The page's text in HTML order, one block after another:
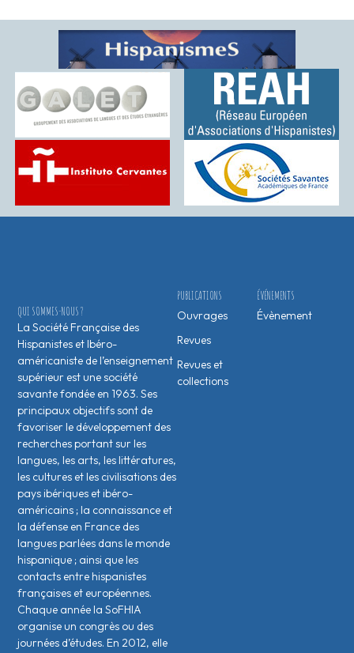
ÉVÉNEMENTS
Évènement
PUBLICATIONS
Ouvrages
Revues
Revues et
collections
QUI SOMMES-NOUS ?
La Société Française des
Hispanistes et Ibéro-
américaniste de l’enseignement
supérieur est une société
savante fondée en 1963. Ses
principaux objectifs sont de
favoriser le développement des
recherches portant sur les
langues, les arts, les littératures,
les cultures et les civilisations des
pays ibériques et ibéro-
américains ; la connaissance et
la défense en France des
langues parlées dans le monde
hispanique ; ainsi que les
contacts entre hispanistes
français·es et européen·nes.
Chaque année la SoFHIA
organise un congrès ou des
journées d’études. En 2012, elle